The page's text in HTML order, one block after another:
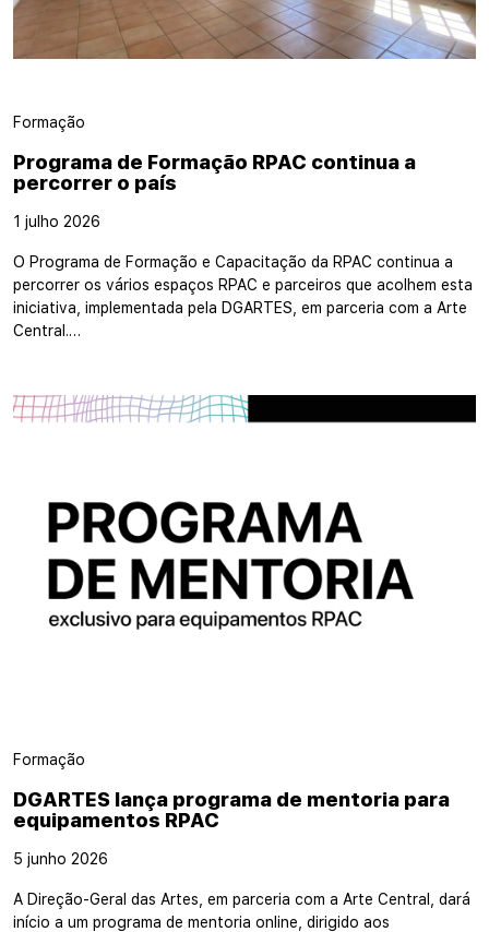
Formação
Programa de Formação RPAC continua a
percorrer o país
1 julho 2026
O Programa de Formação e Capacitação da RPAC continua a
percorrer os vários espaços RPAC e parceiros que acolhem esta
iniciativa, implementada pela DGARTES, em parceria com a Arte
Central.…
Formação
DGARTES lança programa de mentoria para
equipamentos RPAC
5 junho 2026
A Direção-Geral das Artes, em parceria com a Arte Central, dará
início a um programa de mentoria online, dirigido aos